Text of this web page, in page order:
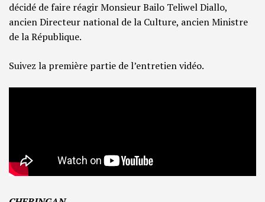
décidé de faire réagir Monsieur Bailo Teliwel Diallo,
ancien Directeur national de la Culture, ancien Ministre
de la République.
Suivez la première partie de l’entretien vidéo.